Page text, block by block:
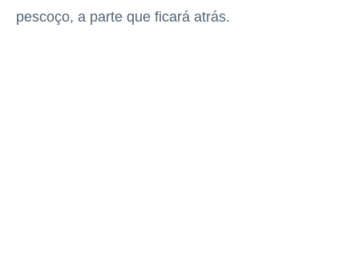
pescoço, a parte que ficará atrás.